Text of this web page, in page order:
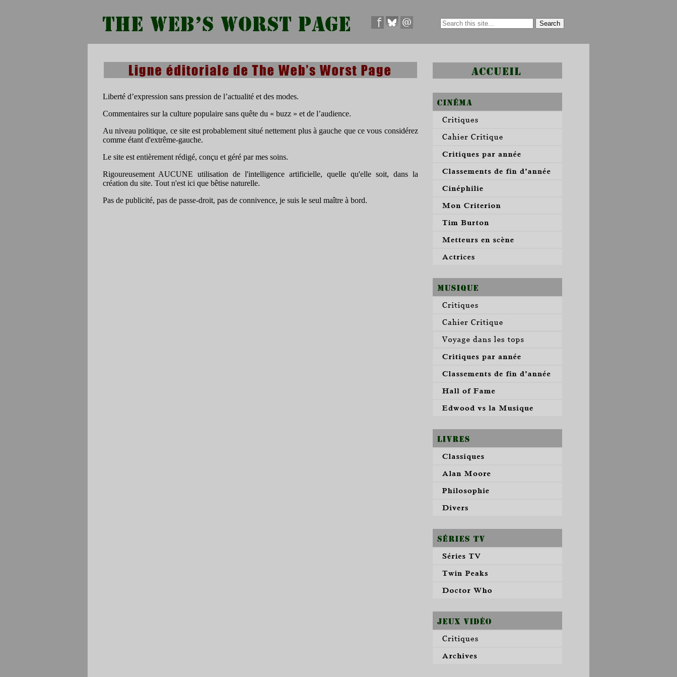
Search
Liberté d’expression sans pression de l’actualité et des modes.
Commentaires sur la culture populaire sans quête du « buzz » et de l’audience.
Au niveau politique, ce site est probablement situé nettement plus à gauche que ce vous considérez
comme étant d'extrême-gauche.
Le site est entièrement rédigé, conçu et géré par mes soins.
Rigoureusement AUCUNE utilisation de l'intelligence artificielle, quelle qu'elle soit, dans la
création du site. Tout n'est ici que bêtise naturelle.
Pas de publicité, pas de passe-droit, pas de connivence, je suis le seul maître à bord.